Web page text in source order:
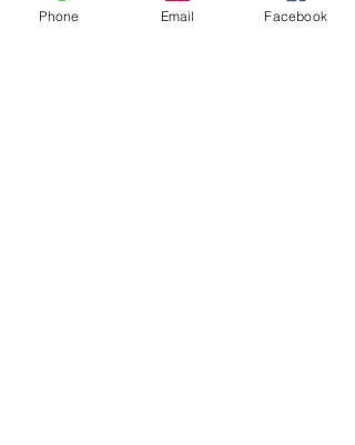
Phone Email Facebook